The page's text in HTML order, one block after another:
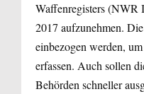
Waffenregisters
2017 aufzunehmen.
einbezogen werden,
erfassen. Auch sollen
Behörden schneller